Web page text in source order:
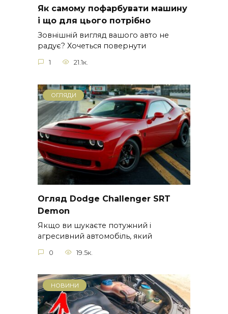
Як самому пофарбувати машину
і що для цього потрібно
Зовнішній вигляд вашого авто не
радує? Хочеться повернути
1 21.1к.
ОГЛЯДИ
Огляд Dodge Challenger SRT
Demon
Якщо ви шукаєте потужний і
агресивний автомобіль, який
0 19.5к.
НОВИНИ